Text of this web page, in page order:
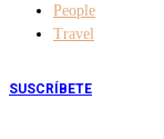
People
Travel
SUSCRÍBETE